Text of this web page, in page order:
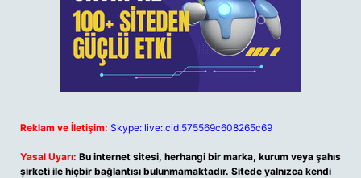
Reklam ve İletişim: Skype: live:.cid.575569c608265c69
Yasal Uyarı: Bu internet sitesi, herhangi bir marka, kurum veya şahıs
şirketi ile hiçbir bağlantısı bulunmamaktadır. Sitede yalnızca kendi